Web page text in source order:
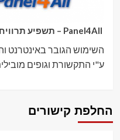
השימוש הגובר באינטרנט
ע"י התקשורת וגופים
החלפת קישורים